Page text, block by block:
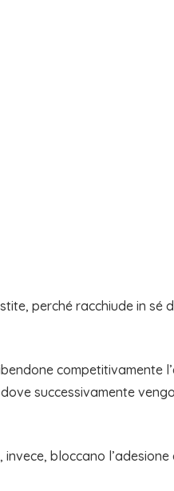
perché racchiude in sé
competitivamente
successivamente
bloccano